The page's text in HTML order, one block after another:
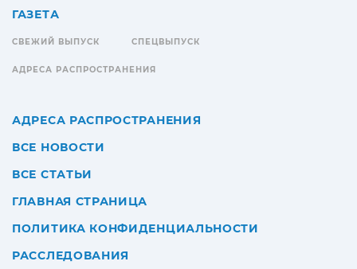
ГАЗЕТА
СВЕЖИЙ ВЫПУСК СПЕЦВЫПУСК
АДРЕСА РАСПРОСТРАНЕНИЯ
АДРЕСА РАСПРОСТРАНЕНИЯ
ВСЕ НОВОСТИ
ВСЕ СТАТЬИ
ГЛАВНАЯ СТРАНИЦА
ПОЛИТИКА КОНФИДЕНЦИАЛЬНОСТИ
РАССЛЕДОВАНИЯ